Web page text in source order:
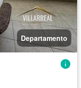
Departamento